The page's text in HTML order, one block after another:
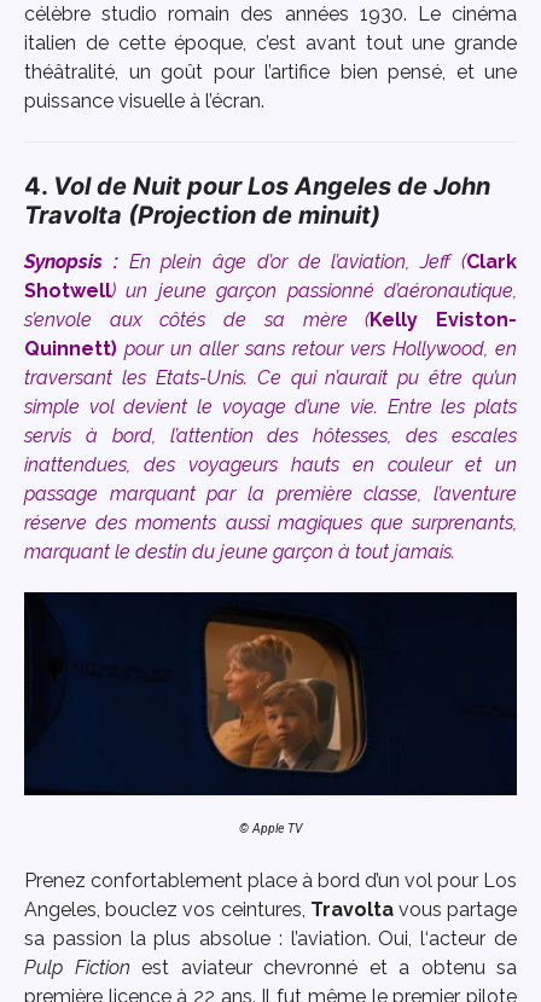
célèbre studio romain des années 1930. Le cinéma
italien de cette époque, c’est avant tout une grande
théâtralité, un goût pour l’artifice bien pensé, et une
puissance visuelle à l’écran.
4. Vol de Nuit pour Los Angeles de John
Travolta (Projection de minuit)
Synopsis : En plein âge d’or de l’aviation, Jeff (Clark
Shotwell) un jeune garçon passionné d’aéronautique,
s’envole aux côtés de sa mère (Kelly Eviston-
Quinnett) pour un aller sans retour vers Hollywood, en
traversant les Etats-Unis. Ce qui n’aurait pu être qu’un
simple vol devient le voyage d’une vie. Entre les plats
servis à bord, l’attention des hôtesses, des escales
inattendues, des voyageurs hauts en couleur et un
passage marquant par la première classe, l’aventure
réserve des moments aussi magiques que surprenants,
marquant le destin du jeune garçon à tout jamais.
© Apple TV
Prenez confortablement place à bord d’un vol pour Los
Angeles, bouclez vos ceintures, Travoltavous partage
sa passion la plus absolue : l’aviation. Oui, l‘acteur de
Pulp Fiction est aviateur chevronné et a obtenu sa
première licence à 22 ans. Il fut même le premier pilote